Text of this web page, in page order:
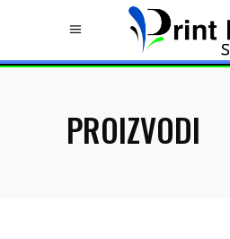
PROIZVODI